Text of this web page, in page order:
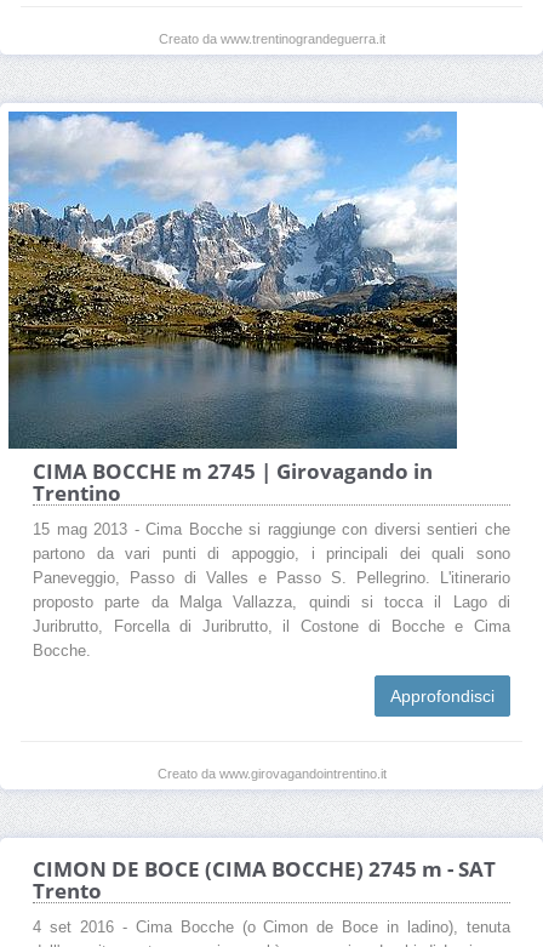
Creato da www.trentinograndeguerra.it
CIMA BOCCHE m 2745 | Girovagando in
Trentino
15 mag 2013 - Cima Bocche si raggiunge con diversi sentieri che
partono da vari punti di appoggio, i principali dei quali sono
Paneveggio, Passo di Valles e Passo S. Pellegrino. L'itinerario
proposto parte da Malga Vallazza, quindi si tocca il Lago di
Juribrutto, Forcella di Juribrutto, il Costone di Bocche e Cima
Bocche.
Approfondisci
Creato da www.girovagandointrentino.it
CIMON DE BOCE (CIMA BOCCHE) 2745 m - SAT
Trento
4 set 2016 - Cima Bocche (o Cimon de Boce in ladino), tenuta